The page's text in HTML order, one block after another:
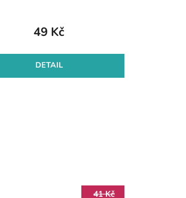
49 Kč
DETAIL
41 Kč